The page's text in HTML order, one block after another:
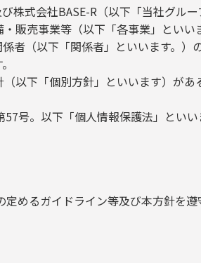
株式会社BASE-R（以下「当社グル
販売事業等（以下「各事業」といい
者（以下「関係者」といいます。）
以下「個別方針」といいます）があ
号。以下「個人情報保護法」とい
めるガイドライン等及び本方針を